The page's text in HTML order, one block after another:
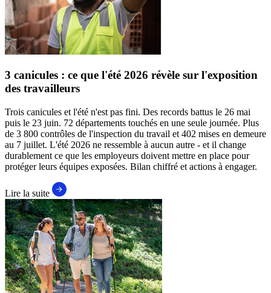
3 canicules : ce que l'été 2026 révèle sur l'exposition
des travailleurs
Trois canicules et l'été n'est pas fini. Des records battus le 26 mai
puis le 23 juin. 72 départements touchés en une seule journée. Plus
de 3 800 contrôles de l'inspection du travail et 402 mises en demeure
au 7 juillet. L'été 2026 ne ressemble à aucun autre - et il change
durablement ce que les employeurs doivent mettre en place pour
protéger leurs équipes exposées. Bilan chiffré et actions à engager.
Lire la suite